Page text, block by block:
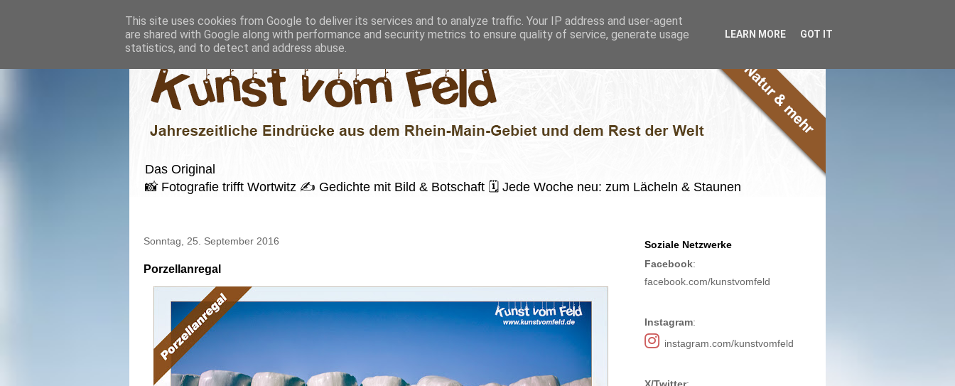
Das Original
📸 Fotografie trifft Wortwitz ✍️ Gedichte mit Bild & Botschaft 🗓 Jede Woche neu: zum Lächeln & Staunen
Sonntag, 25. September 2016
Porzellanregal
Soziale Netzwerke
Facebook:
facebook.com/kunstvomfeld
Instagram:
instagram.com/kunstvomfeld
This site uses cookies from Google to deliver its services and to analyze traffic. Your IP address and user-agent
are shared with Google along with performance and security metrics to ensure quality of service, generate usage
statistics, and to detect and address abuse.
LEARN MORE GOT IT